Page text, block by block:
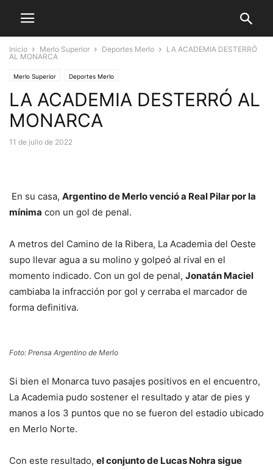
Inicio Merlo Superior Deportes Merlo
LA ACADEMIA DESTERRÓ
AL MONARCA
Merlo Superior Deportes Merlo
LA ACADEMIA DESTERRÓ AL
MONARCA
11 de julio de 2022
En su casa, Argentino de Merlo venció a Real Pilar por la
mínima con un gol de penal.
A metros del Camino de la Ribera, La Academia del Oeste
supo llevar agua a su molino y golpeó al rival en el
momento indicado. Con un gol de penal, Jonatán Maciel
cambiaba la infracción por gol y cerraba el marcador de
forma definitiva.
Foto: Prensa Argentino de Merlo
Si bien el Monarca tuvo pasajes positivos en el encuentro,
La Academia pudo sostener el resultado y atar de pies y
manos a los 3 puntos que no se fueron del estadio ubicado
en Merlo Norte.
Con este resultado, el conjunto de Lucas Nohra sigue